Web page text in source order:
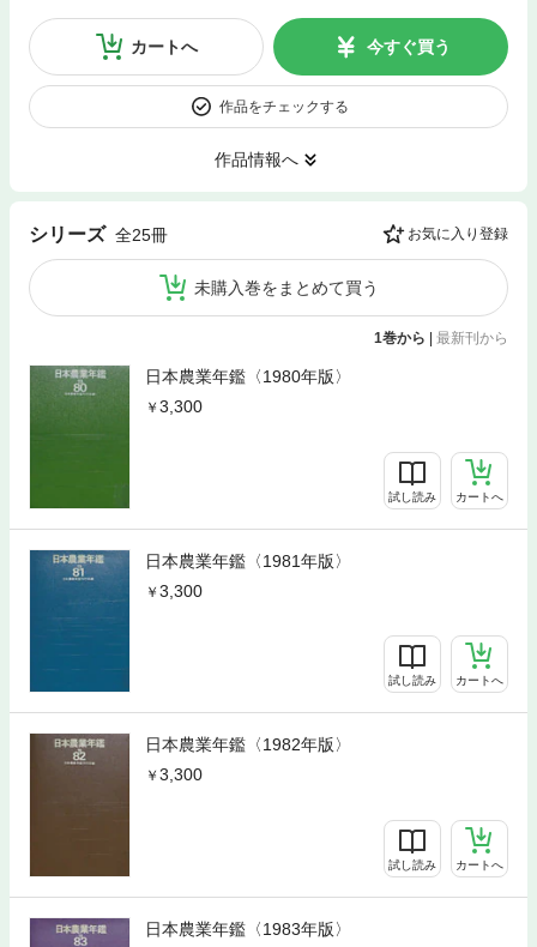
カートへ 今すぐ買う
作品をチェックする
作品情報へ
シリーズ 全25冊 お気に入り登録
未購入巻をまとめて買う
1巻から | 最新刊から
日本農業年鑑〈1980年版〉
3,300
試し読み カートへ
日本農業年鑑〈1981年版〉
3,300
試し読み カートへ
日本農業年鑑〈1982年版〉
3,300
試し読み カートへ
日本農業年鑑〈1983年版〉